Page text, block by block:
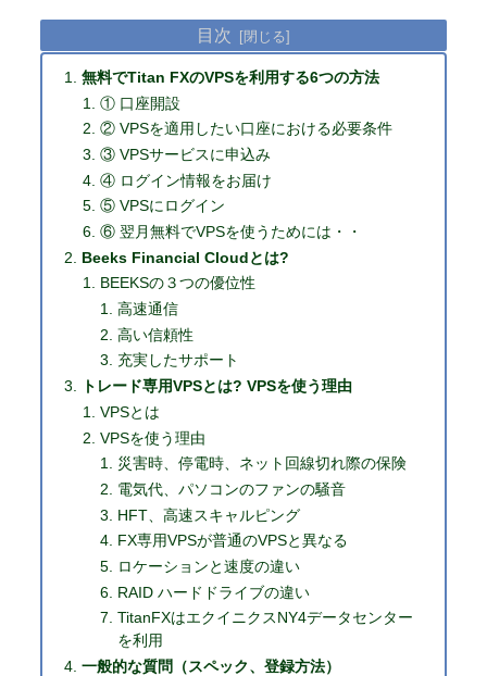
目次
無料でTitan FXのVPSを利用する6つの方法
① 口座開設
② VPSを適用したい口座における必要条件
③ VPSサービスに申込み
④ ログイン情報をお届け
⑤ VPSにログイン
⑥ 翌月無料でVPSを使うためには・・
Beeks Financial Cloudとは?
BEEKSの３つの優位性
高速通信
高い信頼性
充実したサポート
トレード専用VPSとは? VPSを使う理由
VPSとは
VPSを使う理由
災害時、停電時、ネット回線切れ際の保険
電気代、パソコンのファンの騒音
HFT、高速スキャルピング
FX専用VPSが普通のVPSと異なる
ロケーションと速度の違い
RAID ハードドライブの違い
TitanFXはエクイニクスNY4データセンター
を利用
一般的な質問（スペック、登録方法）